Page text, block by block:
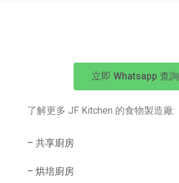
立即 Whatsapp 查詢
了解更多 JF Kitchen 的食物製造廠:
– 共享廚房
– 烘培廚房